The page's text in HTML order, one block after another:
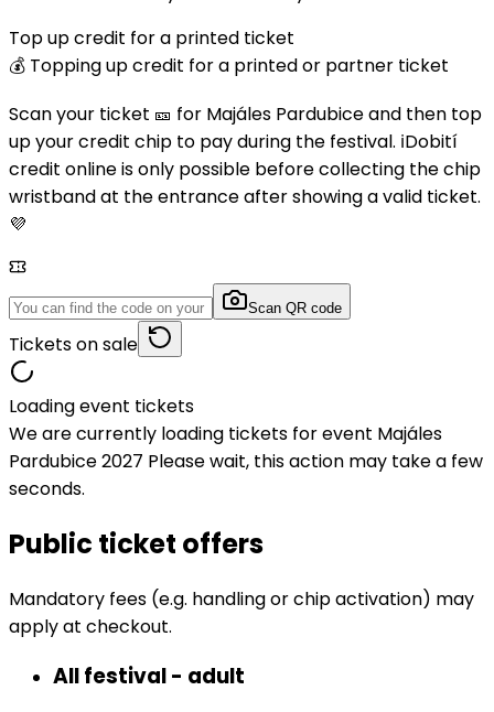
Top up credit for a printed ticket
💰 Topping up credit for a printed or partner ticket
Scan your ticket 🎫 for Majáles Pardubice and then top
up your credit chip to pay during the festival. ℹ️Dobití
credit online is only possible before collecting the chip
wristband at the entrance after showing a valid ticket.
💜
Scan QR code
Tickets on sale
Loading event tickets
We are currently loading tickets for event Majáles
Pardubice 2027 Please wait, this action may take a few
seconds.
Public ticket offers
Mandatory fees (e.g. handling or chip activation) may
apply at checkout.
All festival - adult